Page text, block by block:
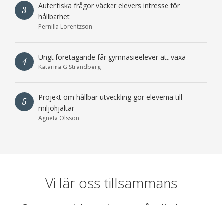
3
Autentiska frågor väcker elevers intresse för
hållbarhet
Pernilla Lorentzson
4 Ungt företagande får gymnasieelever att växa
Katarina G Strandberg
5
Projekt om hållbar utveckling gör eleverna till
miljöhjältar
Agneta Olsson
Vi lär oss tillsammans